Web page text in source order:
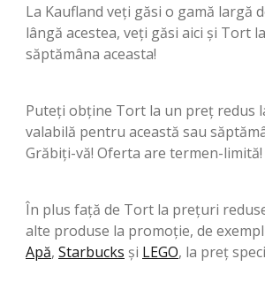
La Kaufland veți găsi o gamă largă
lângă acestea, veți găsi aici și Tort
săptămâna aceasta!
Puteți obține Tort la un preț redus
valabilă pentru această sau
Grăbiți-vă! Oferta are termen-limită!
În plus față de Tort la prețuri
alte produse la promoție, de
Apă, Starbucks şi LEGO, la preț